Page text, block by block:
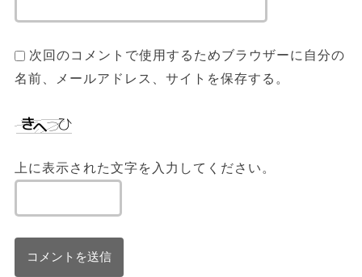
次回のコメントで使用するためブラウザーに自分の
名前、メールアドレス、サイトを保存する。
上に表示された文字を入力してください。